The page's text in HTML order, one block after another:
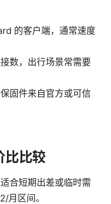
的客户端，通常速度
数，出行场景常需要
固件来自官方或可信
比比较
合短期出差或临时需
月区间。